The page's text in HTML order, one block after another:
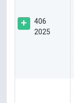
406
2025